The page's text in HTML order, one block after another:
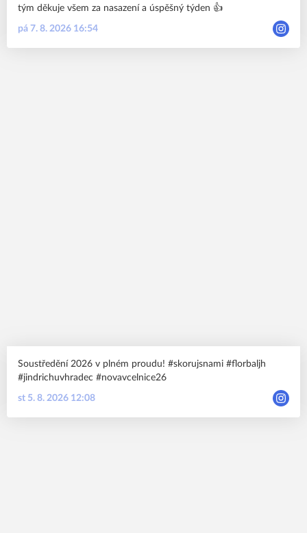
tým děkuje všem za nasazení a úspěšný týden 👍
pá 7. 8. 2026 16:54
Soustředění 2026 v plném proudu! #skorujsnami #florbaljh
#jindrichuvhradec #novavcelnice26
st 5. 8. 2026 12:08